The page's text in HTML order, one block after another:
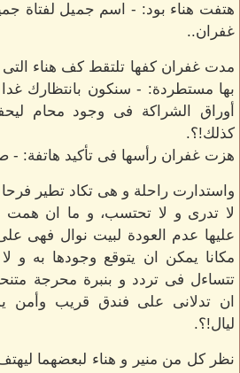
هتفت هناء بود: - اسم جميل لفتاة
غفران..
مدت غفران كفها تلتقط كف هناء
بها مستطردة: - سنكون بانتظارك
أوراق الشراكة فى وجود محام
كذلك!؟.
هزت غفران رأسها فى تأكيد هاتفة: -
واستدارت راحلة و هى تكاد تطير
لا تدرى و لا تحتسب، و ما ان همت
عليها عدم العودة لبيت نوال فهى
مكانا يمكن ان يتوقع وجودها به و
تتساءل فى تردد و بنبرة محرجة
ان تدلانى على فندق قريب وأمن
ليال!؟.
نظر كل من منير و هناء لبعضهما